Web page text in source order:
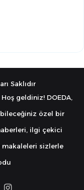
Saklıdır
geldiniz! DOEDA,
özel bir
ilgi çekici
sizlerle
Instagram